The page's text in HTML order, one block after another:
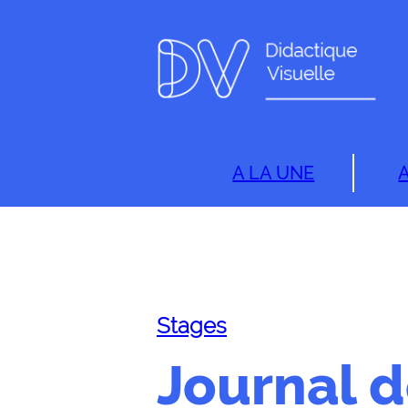
A LA UNE
Stages
Journal